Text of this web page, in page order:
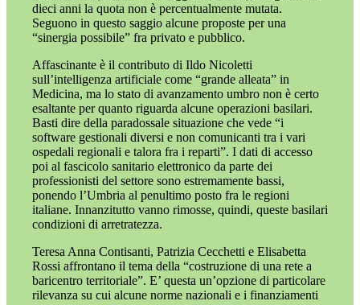
dieci anni la quota non è percentualmente mutata.
Seguono in questo saggio alcune proposte per una
“sinergia possibile” fra privato e pubblico.
Affascinante è il contributo di Ildo Nicoletti
sull’intelligenza artificiale come “grande alleata” in
Medicina, ma lo stato di avanzamento umbro non è certo
esaltante per quanto riguarda alcune operazioni basilari.
Basti dire della paradossale situazione che vede “i
software gestionali diversi e non comunicanti tra i vari
ospedali regionali e talora fra i reparti”. I dati di accesso
poi al fascicolo sanitario elettronico da parte dei
professionisti del settore sono estremamente bassi,
ponendo l’Umbria al penultimo posto fra le regioni
italiane. Innanzitutto vanno rimosse, quindi, queste basilari
condizioni di arretratezza.
Teresa Anna Contisanti, Patrizia Cecchetti e Elisabetta
Rossi affrontano il tema della “costruzione di una rete a
baricentro territoriale”. E’ questa un’opzione di particolare
rilevanza su cui alcune norme nazionali e i finanziamenti